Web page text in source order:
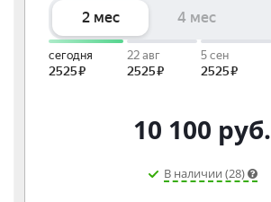
10 100 руб.
В наличии (28)